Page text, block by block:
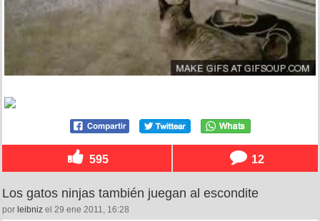
595 12
Los gatos ninjas también juegan al escondite
por leibniz el 29 ene 2011, 16:28